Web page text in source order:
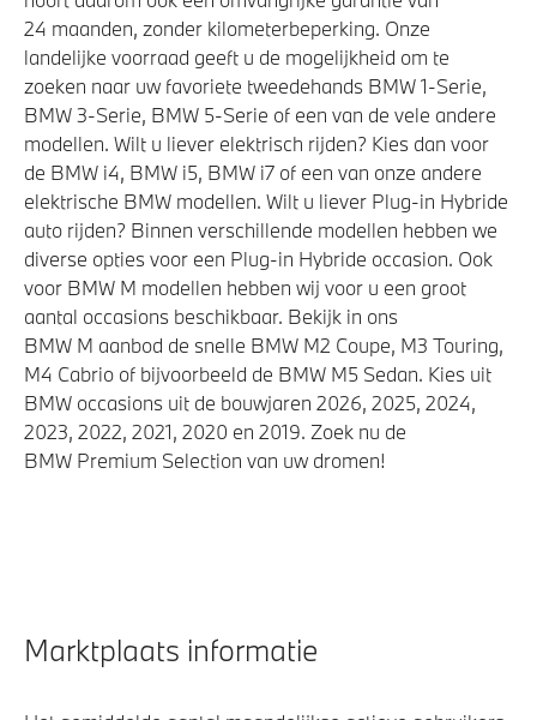
24 maanden, zonder kilometerbeperking. Onze
landelijke voorraad geeft u de mogelijkheid om te
zoeken naar uw favoriete tweedehands BMW 1-Serie,
BMW 3-Serie, BMW 5-Serie of een van de vele andere
modellen. Wilt u liever elektrisch rijden? Kies dan voor
de BMW i4, BMW i5, BMW i7 of een van onze andere
elektrische BMW modellen. Wilt u liever Plug-in Hybride
auto rijden? Binnen verschillende modellen hebben we
diverse opties voor een Plug-in Hybride occasion. Ook
voor BMW M modellen hebben wij voor u een groot
aantal occasions beschikbaar. Bekijk in ons
BMW M aanbod de snelle BMW M2 Coupe, M3 Touring,
M4 Cabrio of bijvoorbeeld de BMW M5 Sedan. Kies uit
BMW occasions uit de bouwjaren 2026, 2025, 2024,
2023, 2022, 2021, 2020 en 2019. Zoek nu de
BMW Premium Selection van uw dromen!
Marktplaats informatie